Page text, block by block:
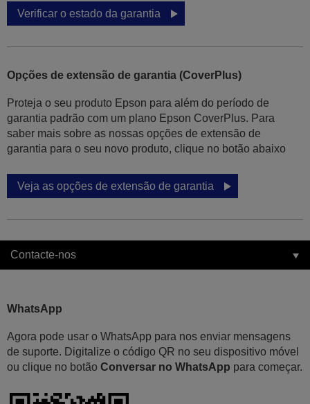
Verificar o estado da garantia
Opções de extensão de garantia (CoverPlus)
Proteja o seu produto Epson para além do período de
garantia padrão com um plano Epson CoverPlus. Para
saber mais sobre as nossas opções de extensão de
garantia para o seu novo produto, clique no botão abaixo
Veja as opções de extensão de garantia
Contacte-nos
WhatsApp
Agora pode usar o WhatsApp para nos enviar mensagens
de suporte. Digitalize o código QR no seu dispositivo móvel
ou clique no botão Conversar no WhatsApp para começar.